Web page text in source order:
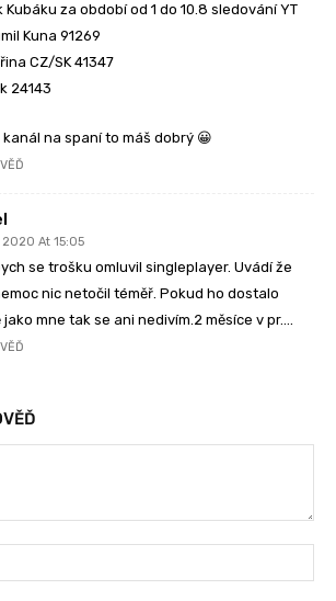
Kubáku za období od 1 do 10.8 sledování YT
Kuna 91269
CZ/SK 41347
24143
na spaní to máš dobrý 😀
At 15:05
se trošku omluvil singleplayer. Uvádí že
nic netočil téměř. Pokud ho dostalo
jako mne tak se ani nedivím.2 měsíce v pr….